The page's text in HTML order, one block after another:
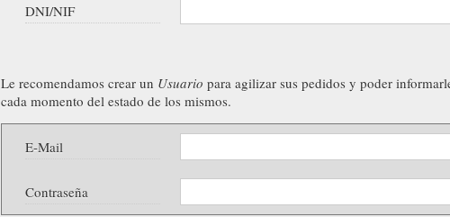
DNI/NIF
Le recomendamos crear un Usuario para agilizar sus pedidos y poder
cada momento del estado de los mismos.
E-Mail
Contraseña